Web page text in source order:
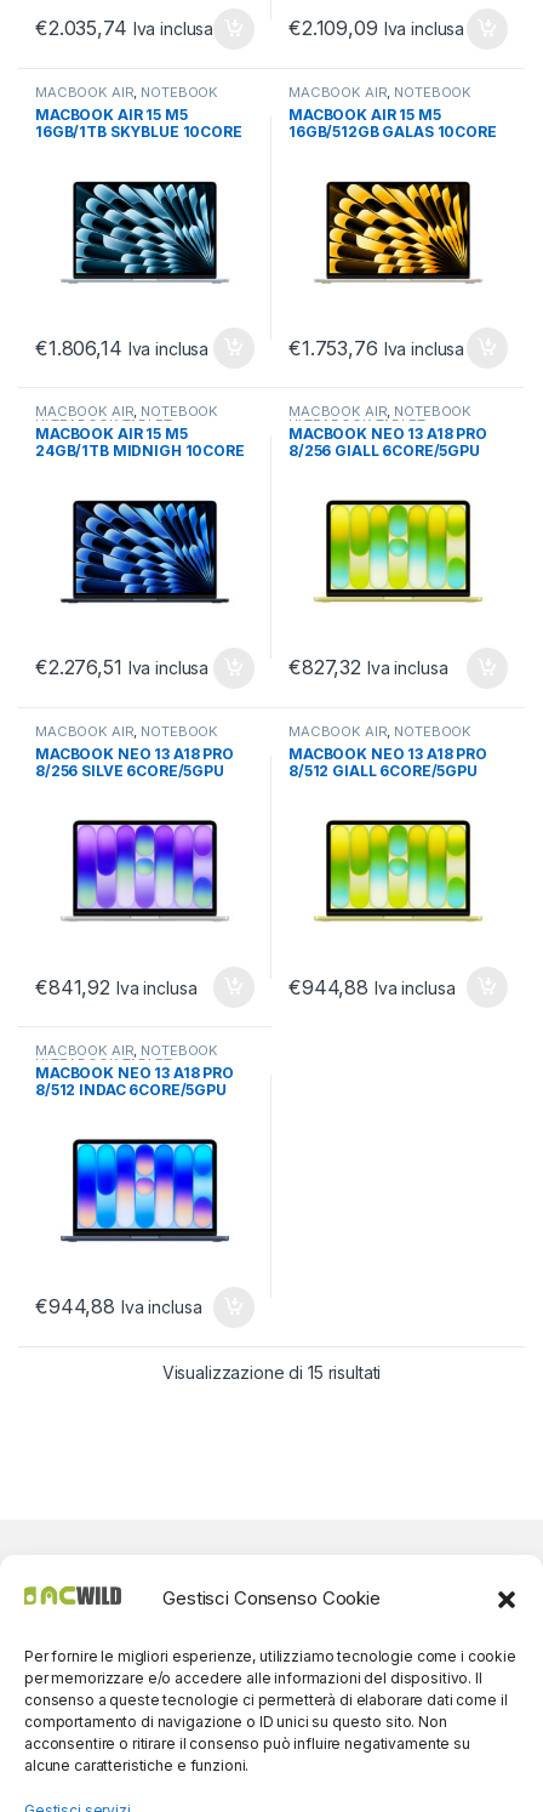
Gestisci Consenso Cookie
Per fornire le migliori esperienze, utilizziamo tecnologie come i cookie
per memorizzare e/o accedere alle informazioni del dispositivo. Il
consenso a queste tecnologie ci permetterà di elaborare dati come il
comportamento di navigazione o ID unici su questo sito. Non
acconsentire o ritirare il consenso può influire negativamente su
alcune caratteristiche e funzioni.
€2.035,74 Iva inclusa €2.109,09 Iva inclusa
MACBOOK AIR NOTEBOOK
ULTRABOOK TABLET
ULTRABOOK E CONVERTIBILI
MACBOOK AIR 15 M5
16GB/1TB SKYBLUE 10CORE
€1.806,14 Iva inclusa
MACBOOK AIR NOTEBOOK
ULTRABOOK TABLET
ULTRABOOK E CONVERTIBILI
MACBOOK AIR 15 M5
16GB/512GB GALAS 10CORE
€1.753,76 Iva inclusa
MACBOOK AIR, NOTEBOOK
ULTRABOOK TABLET,
ULTRABOOK E CONVERTIBILI
MACBOOK AIR 15 M5
24GB/1TB MIDNIGH 10CORE
€2.276,51 Iva inclusa
MACBOOK AIR, NOTEBOOK
ULTRABOOK TABLET,
ULTRABOOK E CONVERTIBILI
MACBOOK NEO 13 A18 PRO
8/256 GIALL 6CORE/5GPU
€827,32 Iva inclusa
MACBOOK AIR NOTEBOOK
ULTRABOOK TABLET
ULTRABOOK E CONVERTIBILI
MACBOOK NEO 13 A18 PRO
8/256 SILVE 6CORE/5GPU
€841,92 Iva inclusa
MACBOOK AIR NOTEBOOK
ULTRABOOK TABLET
ULTRABOOK E CONVERTIBILI
MACBOOK NEO 13 A18 PRO
8/512 GIALL 6CORE/5GPU
€944,88 Iva inclusa
MACBOOK AIR, NOTEBOOK
ULTRABOOK TABLET,
ULTRABOOK E CONVERTIBILI
MACBOOK NEO 13 A18 PRO
8/512 INDAC 6CORE/5GPU
€944,88 Iva inclusa
Visualizzazione di 15 risultati